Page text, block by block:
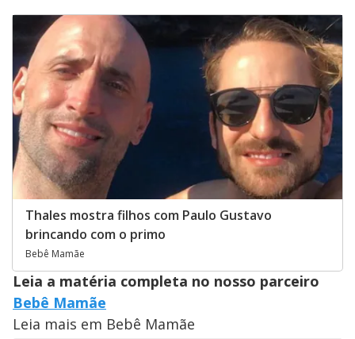
Thales mostra filhos com Paulo Gustavo
brincando com o primo
Bebê Mamãe
Leia a matéria completa no nosso parceiro
Bebê Mamãe
Leia mais em Bebê Mamãe